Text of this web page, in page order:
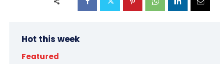
Hot this week
Featured